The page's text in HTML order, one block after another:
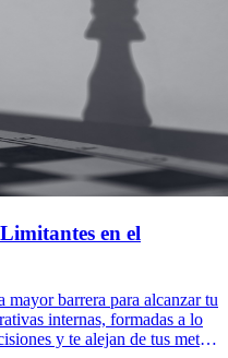
en el
mayor barrera para alcanzar tu
internas, formadas a lo
y te alejan de tus metas.